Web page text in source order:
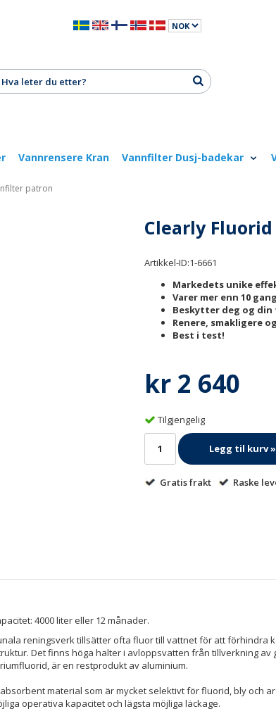
Vannrensere Kran Vannfilter Dusj-badekar
patron
Clearly
Artikkel-ID:1-6661
Markedets unike
Varer mer enn 10
Beskytter deg og
Renere, smakligere
Best i test!
kr 2 640
Tilgjengelig
Legg til kurv »
Gratis frakt Raske
4000 liter eller 12 månader.
reningsverk tillsätter ofta fluor till vattnet för att förhindra
Det finns höga halter i avloppsvatten från tillverkning
är en restprodukt av aluminium.
material som är mycket selektivt för fluorid, bly och
operativa kapacitet och lägsta möjliga läckage.